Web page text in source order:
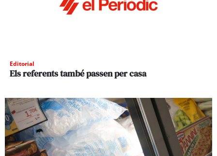
Editorial
Els referents també passen per casa